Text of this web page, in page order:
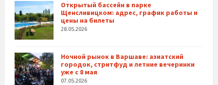
Открытый бассейн в парке
Щенсливицком: адрес, график работы и
цены на билеты
28.05.2026
Ночной рынок в Варшаве: азиатский
городок, стритфуд и летние вечеринки
уже с 8 мая
07.05.2026